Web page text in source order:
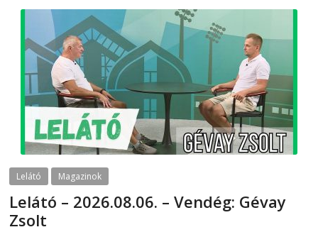
Lelátó Magazinok
Lelátó – 2026.08.06. – Vendég: Gévay
Zsolt